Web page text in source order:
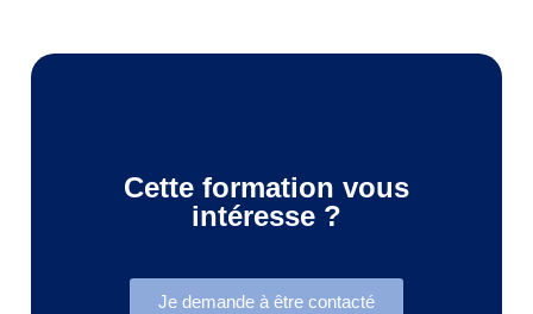
Cette formation vous
intéresse ?
Je demande à être contacté